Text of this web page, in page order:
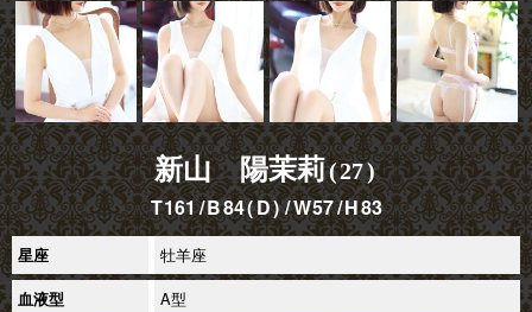
新山 陽茉莉 27
161 84 D 57 83
星座 牡羊座
血液型 A型